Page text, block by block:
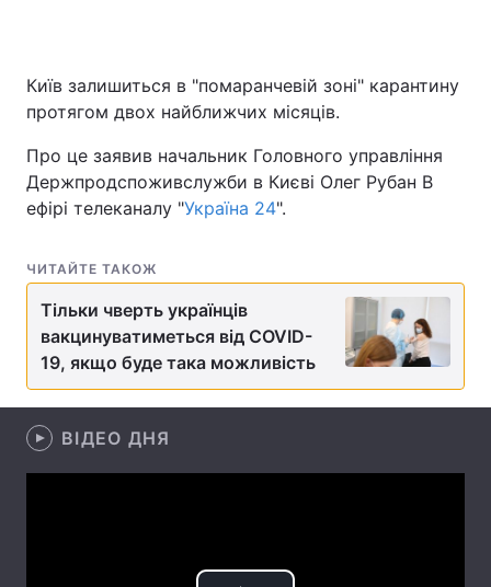
Україна Політика
Економіка Світ
Спорт Наука
Техно і зв'язок
Зброя
Здоров'я Туризм
Цікавинки Погода
Екологія
Статті
Київ залишиться в "помаранчевій зоні" карантину
протягом двох найближчих місяців.
Про це заявив начальник Головного управління
Держпродспоживслужби в Києві Олег Рубан В
ефірі телеканалу "Україна 24".
ЧИТАЙТЕ ТАКОЖ
Тільки чверть українців
вакцинуватиметься від COVID-
19, якщо буде така можливість
ВІДЕО ДНЯ